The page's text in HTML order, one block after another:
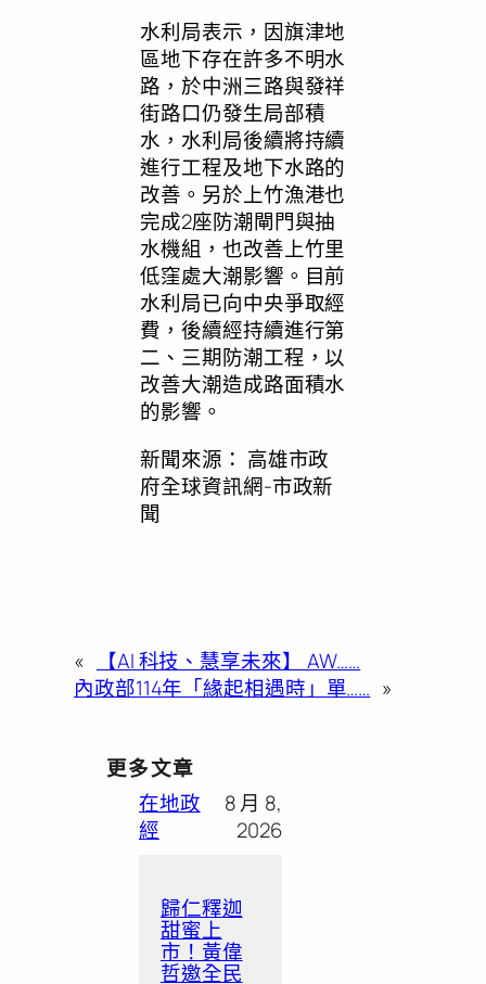
水利局表示，因旗津地
區地下存在許多不明水
路，於中洲三路與發祥
街路口仍發生局部積
水，水利局後續將持續
進行工程及地下水路的
改善。另於上竹漁港也
完成2座防潮閘門與抽
水機組，也改善上竹里
低窪處大潮影響。目前
水利局已向中央爭取經
費，後續經持續進行第
二、三期防潮工程，以
改善大潮造成路面積水
的影響。
新聞來源： 高雄市政
府全球資訊網-市政新
聞
«
【AI 科技、慧享未來】 AW……
內政部114年「緣起相遇時」單…… »
更多文章
在地政
經
8 月 8,
2026
歸仁釋迦
甜蜜上
市！黃偉
哲邀全民